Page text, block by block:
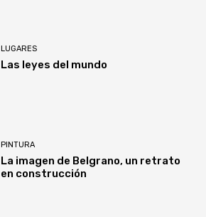
LUGARES
Las leyes del mundo
PINTURA
La imagen de Belgrano, un retrato
en construcción